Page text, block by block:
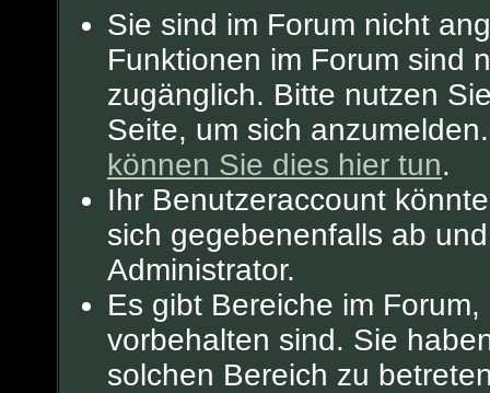
Sie sind im Forum nicht
Funktionen im Forum sind
zugänglich. Bitte nutzen
Seite, um sich
können Sie dies hier tun.
Ihr Benutzeraccount
sich gegebenenfalls ab
Administrator.
Es gibt Bereiche im
vorbehalten sind. Sie
solchen Bereich zu